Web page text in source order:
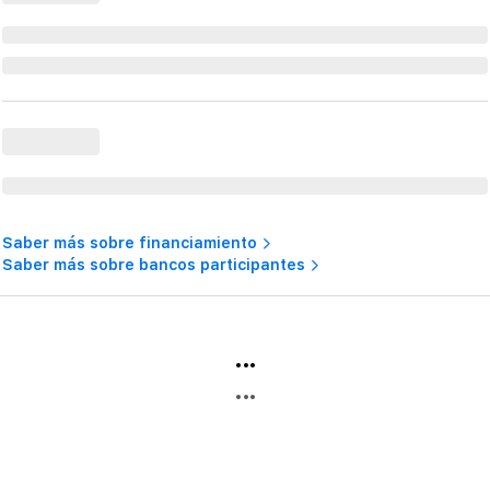
Saber más sobre financiamiento
Saber más sobre bancos participantes
...
...